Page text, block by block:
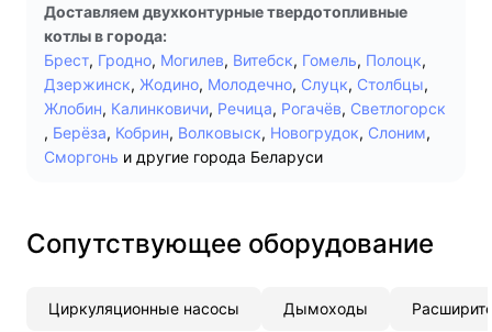
Доставляем двухконтурные твердотопливные
котлы в города:
Брест, Гродно, Могилев, Витебск, Гомель, Полоцк,
Дзержинск, Жодино, Молодечно, Слуцк, Столбцы,
Жлобин, Калинковичи, Речица, Рогачёв, Светлогорск
, Берёза, Кобрин, Волковыск, Новогрудок, Слоним,
Сморгонь и другие города Беларуси
Сопутствующее оборудование
Циркуляционные насосы Дымоходы